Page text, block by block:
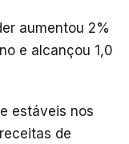
aumentou 2%
e alcançou 1,0
estáveis nos
de